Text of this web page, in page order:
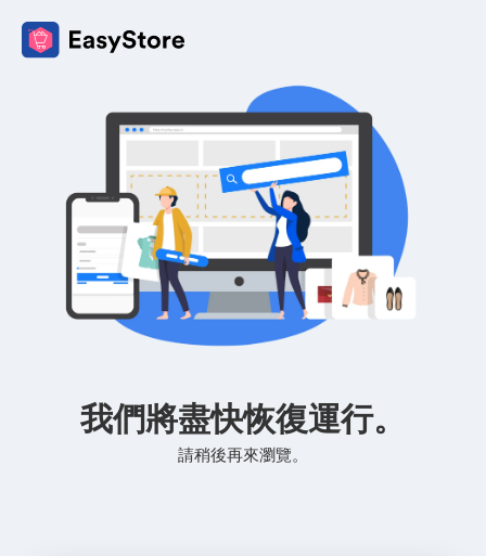
我們將盡快恢復運行。
請稍後再來瀏覽。